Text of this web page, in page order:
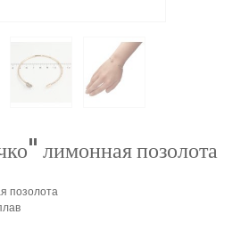
лимонная позолота
позолота